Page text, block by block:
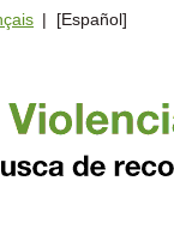
| [Español]